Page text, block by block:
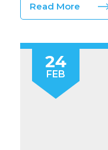
Read More
24
FEB